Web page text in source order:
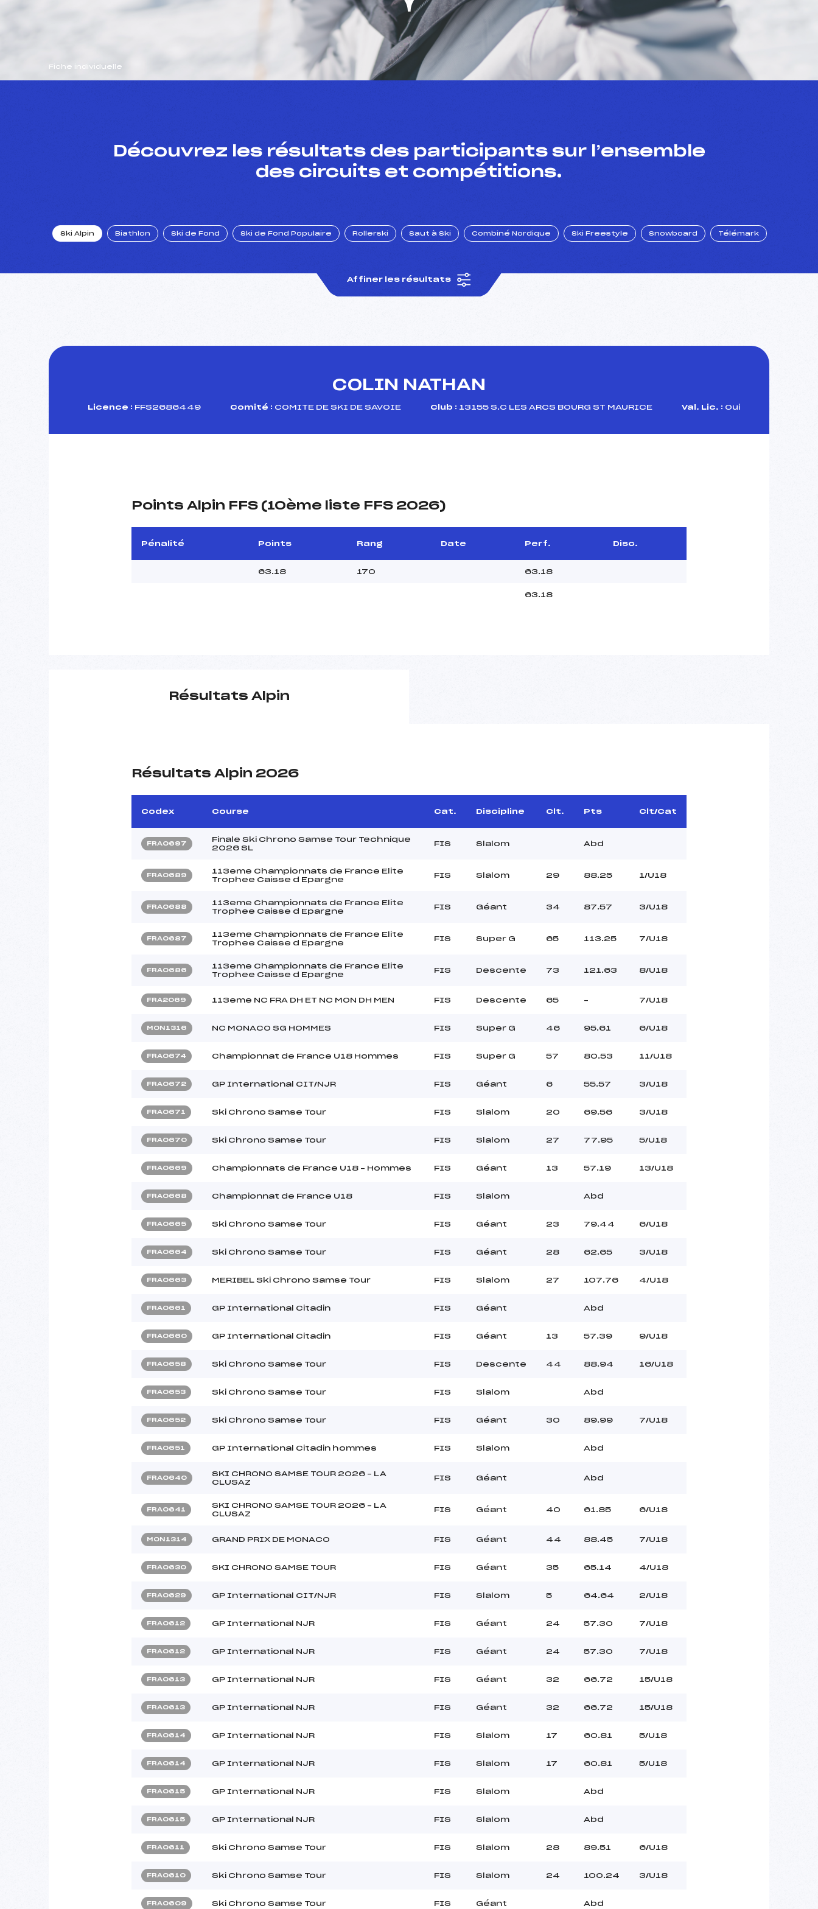
Fiche individuelle
Découvrez les résultats des participants sur l’ensemble
des circuits et compétitions.
Ski Alpin Biathlon Ski de Fond Ski de Fond Populaire Rollerski Saut à Ski Combiné Nordique Ski Freestyle Snowboard Télémark
Affiner les résultats
COLIN NATHAN
Licence : FFS2686449 Comité : COMITE DE SKI DE SAVOIE Club : 13155 S.C LES ARCS BOURG ST MAURICE Val. Lic. : Oui
Points Alpin FFS (10ème liste FFS 2026)
Pénalité Points Rang Date Perf. Disc.
63.18 170 63.18
63.18
Résultats Alpin
Résultats Alpin 2026
Codex Course Cat. Discipline Clt. Pts Clt/Cat
FRA0697
Finale Ski Chrono Samse Tour Technique
2026 SL
FIS Slalom Abd
FRA0689
113eme Championnats de France Elite
Trophee Caisse d Epargne
FIS Slalom 29 88.25 1/U18
FRA0688
113eme Championnats de France Elite
Trophee Caisse d Epargne
FIS Géant 34 87.57 3/U18
FRA0687
113eme Championnats de France Elite
Trophee Caisse d Epargne
FIS Super G 65 113.25 7/U18
FRA0686
113eme Championnats de France Elite
Trophee Caisse d Epargne
FIS Descente 73 121.63 8/U18
FRA2069 113eme NC FRA DH ET NC MON DH MEN FIS Descente 65 – 7/U18
MON1316 NC MONACO SG HOMMES FIS Super G 46 95.61 6/U18
FRA0674 Championnat de France U18 Hommes FIS Super G 57 80.53 11/U18
FRA0672 GP International CIT/NJR FIS Géant 6 55.57 3/U18
FRA0671 Ski Chrono Samse Tour FIS Slalom 20 69.56 3/U18
FRA0670 Ski Chrono Samse Tour FIS Slalom 27 77.95 5/U18
FRA0669 Championnats de France U18 – Hommes FIS Géant 13 57.19 13/U18
FRA0668 Championnat de France U18 FIS Slalom Abd
FRA0665 Ski Chrono Samse Tour FIS Géant 23 79.44 6/U18
FRA0664 Ski Chrono Samse Tour FIS Géant 28 62.65 3/U18
FRA0663 MERIBEL Ski Chrono Samse Tour FIS Slalom 27 107.76 4/U18
FRA0661 GP International Citadin FIS Géant Abd
FRA0660 GP International Citadin FIS Géant 13 57.39 9/U18
FRA0658 Ski Chrono Samse Tour FIS Descente 44 88.94 16/U18
FRA0653 Ski Chrono Samse Tour FIS Slalom Abd
FRA0652 Ski Chrono Samse Tour FIS Géant 30 89.99 7/U18
FRA0651 GP International Citadin hommes FIS Slalom Abd
FRA0640
SKI CHRONO SAMSE TOUR 2026 – LA
CLUSAZ
FIS Géant Abd
FRA0641
SKI CHRONO SAMSE TOUR 2026 – LA
CLUSAZ
FIS Géant 40 61.85 6/U18
MON1314 GRAND PRIX DE MONACO FIS Géant 44 88.45 7/U18
FRA0630 SKI CHRONO SAMSE TOUR FIS Géant 35 65.14 4/U18
FRA0629 GP International CIT/NJR FIS Slalom 5 64.64 2/U18
FRA0612 GP International NJR FIS Géant 24 57.30 7/U18
FRA0612 GP International NJR FIS Géant 24 57.30 7/U18
FRA0613 GP International NJR FIS Géant 32 66.72 15/U18
FRA0613 GP International NJR FIS Géant 32 66.72 15/U18
FRA0614 GP International NJR FIS Slalom 17 60.81 5/U18
FRA0614 GP International NJR FIS Slalom 17 60.81 5/U18
FRA0615 GP International NJR FIS Slalom Abd
FRA0615 GP International NJR FIS Slalom Abd
FRA0611 Ski Chrono Samse Tour FIS Slalom 28 89.51 6/U18
FRA0610 Ski Chrono Samse Tour FIS Slalom 24 100.24 3/U18
FRA0609 Ski Chrono Samse Tour FIS Géant Abd